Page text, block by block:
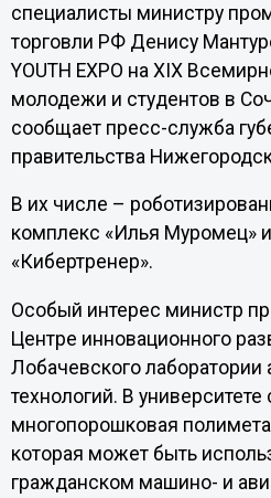
специалисты министру
торговли РФ Денису
YOUTH EXPO на XIX
молодежи и студентов в
сообщает пресс-служба
правительства
В их числе –
комплекс «Илья Муромец»
«Кибертренер».
Особый интерес министр
Центре инновационного
Лобачевского лаборатории
технологий. В
многопорошковая
которая может быть
гражданском машино- и